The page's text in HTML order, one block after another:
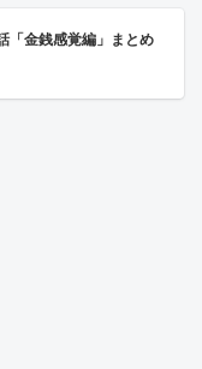
「金銭感覚編」まとめ